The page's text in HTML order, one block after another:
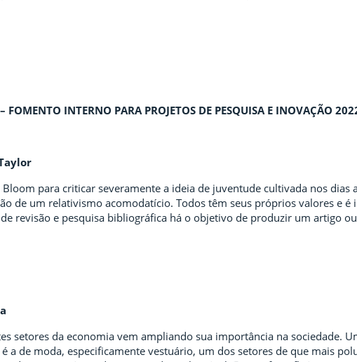
FOMENTO INTERNO PARA PROJETOS DE PESQUISA E INOVAÇÃO
para criticar severamente a ideia de juventude cultivada nos dias
de um relativismo acomodatício. Todos têm seus próprios valores e é
revisão e pesquisa bibliográfica há o objetivo de produzir um artigo
setores da economia vem ampliando sua importância na sociedade.
a de moda, especificamente vestuário, um dos setores de que mais